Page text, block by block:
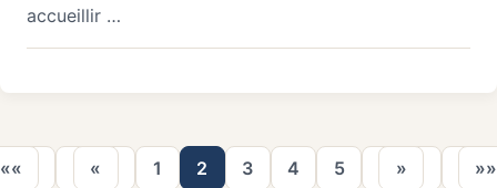
accueillir …
«« « 1 2 3 4 5 » »»